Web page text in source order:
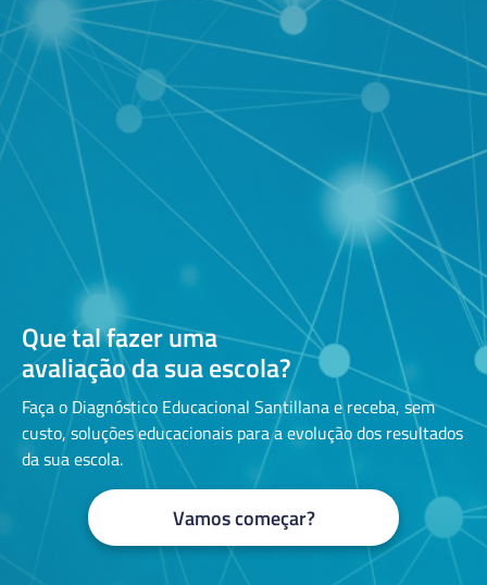
Que tal fazer uma
avaliação da sua escola?
Faça o Diagnóstico Educacional Santillana e receba, sem
custo, soluções educacionais para a evolução dos resultados
da sua escola.
Vamos começar?